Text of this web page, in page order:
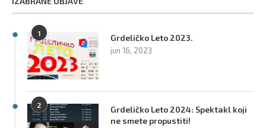
1 Grdeličko Leto 2023.
jun 16, 2023
2
Grdeličko Leto 2024: Spektakl koji
ne smete propustiti!